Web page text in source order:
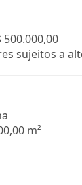
500.000,00
sujeitos a
m²